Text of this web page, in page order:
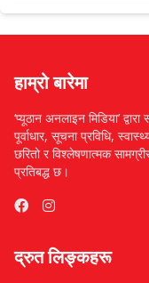
हाम्रो बारेमा
‘प्यूठान अनलाइन मिडिया’
पूर्वाधार, सूचना प्रविधि,
छरितो र विश्लेषणात्मक
प्रतिबद्ध छ।
द्रुत लिङ्कहरू